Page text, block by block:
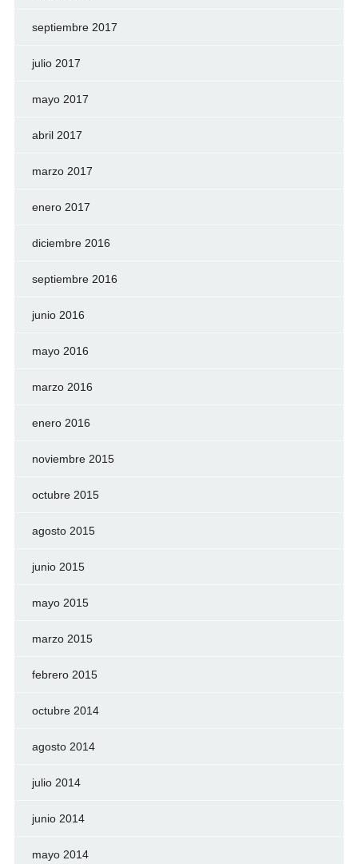
septiembre 2017
julio 2017
mayo 2017
abril 2017
marzo 2017
enero 2017
diciembre 2016
septiembre 2016
junio 2016
mayo 2016
marzo 2016
enero 2016
noviembre 2015
octubre 2015
agosto 2015
junio 2015
mayo 2015
marzo 2015
febrero 2015
octubre 2014
agosto 2014
julio 2014
junio 2014
mayo 2014